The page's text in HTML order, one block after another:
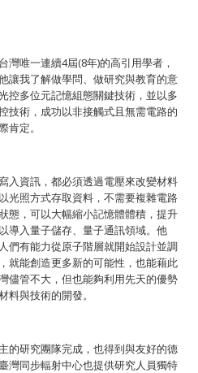
灣唯一連續4屆(8年)的高引用學者，
讓我了解做學問、做研究與教育的意
控多位元記憶組態關鍵技術，並以多
技術，成功以非接觸式且無需電路的
定。
入資訊，都必須透過電壓來改變材料
光照方式存取資料，不需要複雜電路
態，可以大幅縮小記憶體體積，提升
導入量子儲存、量子通訊領域。他
們有能力從原子階層就開始設計並調
就能創造更多新的可能性，也能藉此
儘管不大，但也能夠利用先天的優勢
料與技術的開發。
的研究團隊完成，也得到與友好的德
灣同步輻射中心也提供研究人員獨特